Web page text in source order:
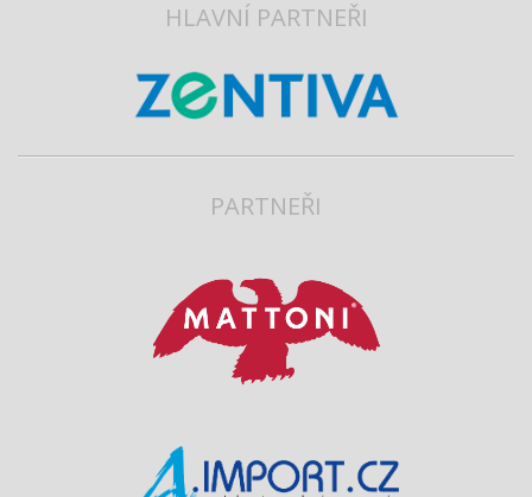
HLAVNÍ PARTNEŘI
PARTNEŘI